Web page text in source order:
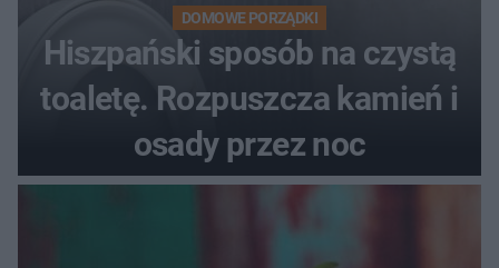
DOMOWE PORZĄDKI
Hiszpański sposób na czystą
toaletę. Rozpuszcza kamień i
osady przez noc